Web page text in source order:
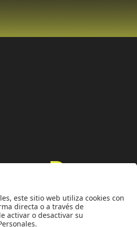
| Vigilada MinEducación
del 30 de mayo de 1964.